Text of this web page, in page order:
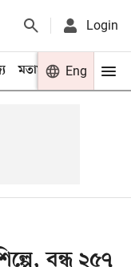
Login
মতামত খেলা
Eng
বন্ধ ২৫৭